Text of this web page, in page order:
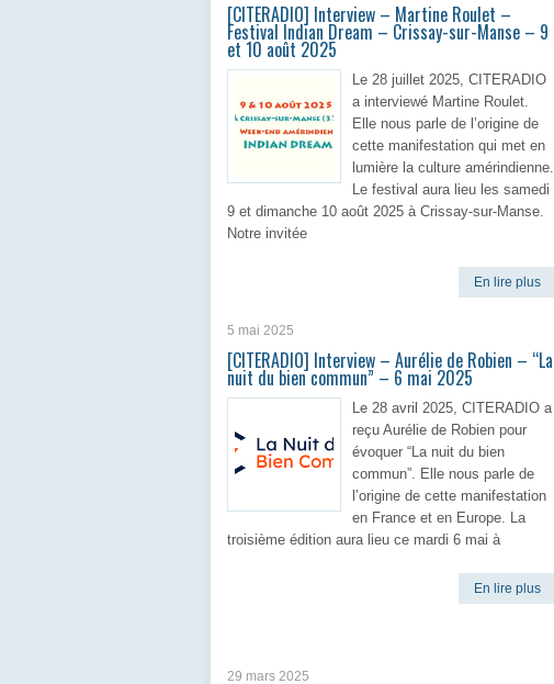
[CITERADIO] Interview – Martine Roulet –
Festival Indian Dream – Crissay-sur-Manse – 9
et 10 août 2025
Le 28 juillet 2025, CITERADIO
a interviewé Martine Roulet.
Elle nous parle de l’origine de
cette manifestation qui met en
lumière la culture amérindienne.
Le festival aura lieu les samedi
9 et dimanche 10 août 2025 à Crissay-sur-Manse.
Notre invitée
En lire plus
5 mai 2025
[CITERADIO] Interview – Aurélie de Robien – “La
nuit du bien commun” – 6 mai 2025
Le 28 avril 2025, CITERADIO a
reçu Aurélie de Robien pour
évoquer “La nuit du bien
commun”. Elle nous parle de
l’origine de cette manifestation
en France et en Europe. La
troisième édition aura lieu ce mardi 6 mai à
En lire plus
29 mars 2025